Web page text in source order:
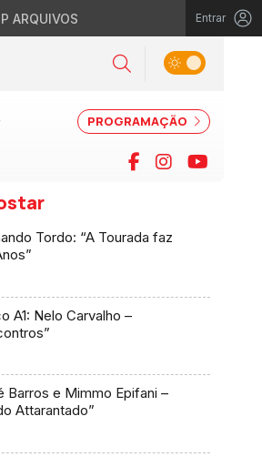
ARQUIVOS Entrar
Pesquisar
Alternar tema
PROGRAMAÇÃO
Facebook
Instagram
Tordo: “A Tourada faz
Nelo Carvalho –
Barros e Mimmo Epifani –
Attarantado”